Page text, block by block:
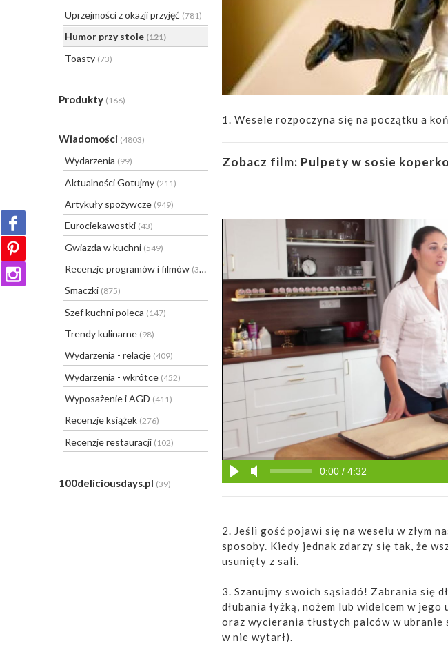
Uprzejmości z okazji przyjęć (781)
Humor przy stole (121)
Toasty (73)
Produkty (166)
Wiadomości (4803)
Wydarzenia (99)
Aktualności Gotujmy (211)
Artykuły spożywcze (949)
Eurociekawostki (43)
Gwiazda w kuchni (549)
Recenzje programów i filmów (31)
Smaczki (875)
Szef kuchni poleca (147)
Trendy kulinarne (98)
Wydarzenia - relacje (409)
Wydarzenia - wkrótce (452)
Wyposażenie i AGD (411)
Recenzje książek (276)
Recenzje restauracji (102)
100deliciousdays.pl (39)
1. Wesele rozpoczyna się na początku a
Zobacz film: Pulpety w sosie
0:00 / 4:32
2. Jeśli gość pojawi się na weselu w złym
sposoby. Kiedy jednak zdarzy się tak, że
usunięty z sali.
3. Szanujmy swoich sąsiadó! Zabrania się
dłubania łyżką, nożem lub widelcem w
oraz wycierania tłustych palców w ubranie
w nie wytarł).